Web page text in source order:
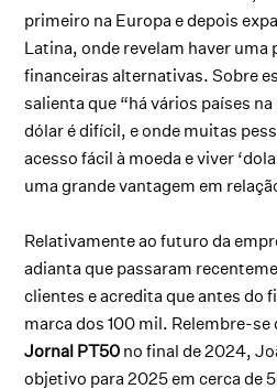
primeiro na Europa e depois
Latina, onde revelam haver uma
financeiras alternativas. Sobre
salienta que “há vários países
dólar é difícil, e onde muitas
acesso fácil à moeda e viver
uma grande vantagem em
Relativamente ao futuro da
adianta que passaram
clientes e acredita que antes do
marca dos 100 mil. Relembre-
Jornal PT50 no final de 2024,
objetivo para 2025 em cerca de